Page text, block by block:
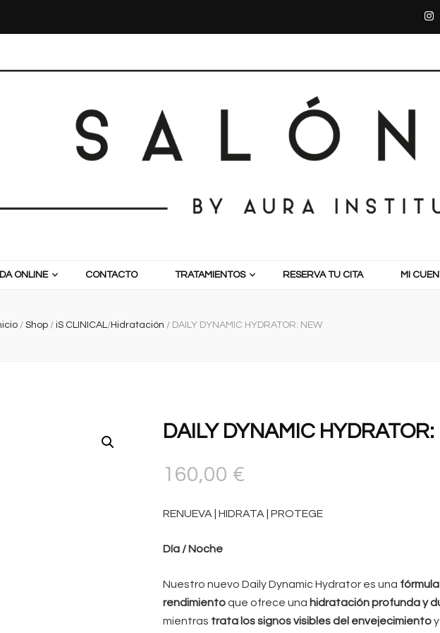
ONLINE CONTACTO TRATAMIENTOS RESERVA TU CITA MI
/ Shop / iS CLINICAL/Hidratación / DAILY DYNAMIC HYDRATOR: NEW
DAILY DYNAMIC
160,00 €
RENUEVA | HIDRATA | PROTEGE
Día / Noche
Nuestro nuevo Daily Dynamic Hydrator es una
rendimientoque ofrece una hidratación profunda y
mientras trata los signos visibles del envejecimiento